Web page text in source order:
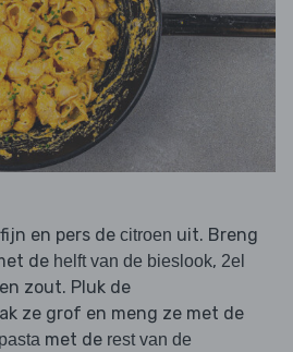
fijn en pers de citroen uit. Breng
de helft van de bieslook, 2el
zout. Pluk de
ze grof en meng ze met de
pasta met de rest van de